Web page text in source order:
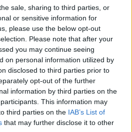
sale, sharing to third parties, or
or sensitive information for
please use the below opt-out
Please note that after your
you may continue seeing
on personal information utilized by
disclosed to third parties prior to
opt-out of the further
information by third parties on the
This information may
third parties on the IAB’s List of
that may further disclose it to other